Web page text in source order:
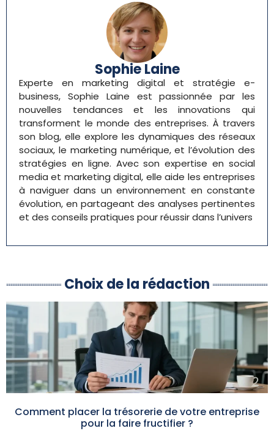
Sophie Laine
Experte en marketing digital et stratégie e-
business, Sophie Laine est passionnée par les
nouvelles tendances et les innovations qui
transforment le monde des entreprises. À travers
son blog, elle explore les dynamiques des réseaux
sociaux, le marketing numérique, et l’évolution des
stratégies en ligne. Avec son expertise en social
media et marketing digital, elle aide les entreprises
à naviguer dans un environnement en constante
évolution, en partageant des analyses pertinentes
et des conseils pratiques pour réussir dans l’univers
Choix de la rédaction
Comment placer la trésorerie de votre entreprise
pour la faire fructifier ?